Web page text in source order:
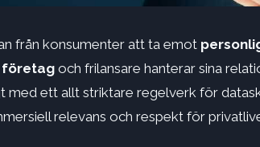
från konsumenter att ta emot
företagoch frilansare hanterar sina
med ett allt striktare regelverk för
relevans och respekt för